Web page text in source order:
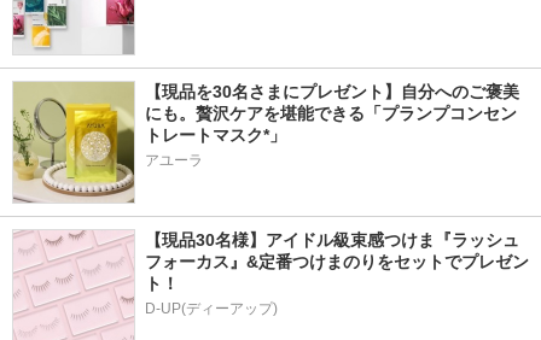
【現品を30名さまにプレゼント】自分へのご褒美
にも。贅沢ケアを堪能できる「プランプコンセン
トレートマスク*」
アユーラ
【現品30名様】アイドル級束感つけま『ラッシュ
フォーカス』&定番つけまのりをセットでプレゼン
ト！
D-UP(ディーアップ)